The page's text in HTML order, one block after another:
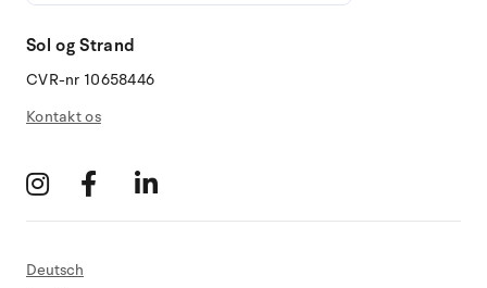
Sol og Strand
CVR-nr 10658446
Kontakt os
Deutsch